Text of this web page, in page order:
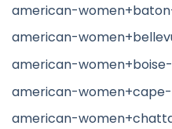
american-
american-
american-
american-
american-